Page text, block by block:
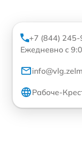
+7 (844)
Ежедневно с
Рабоче-